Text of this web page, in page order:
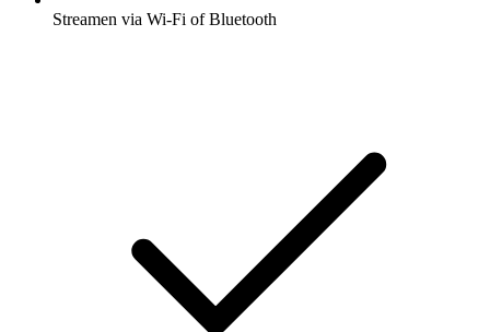
Streamen via Wi-Fi of Bluetooth